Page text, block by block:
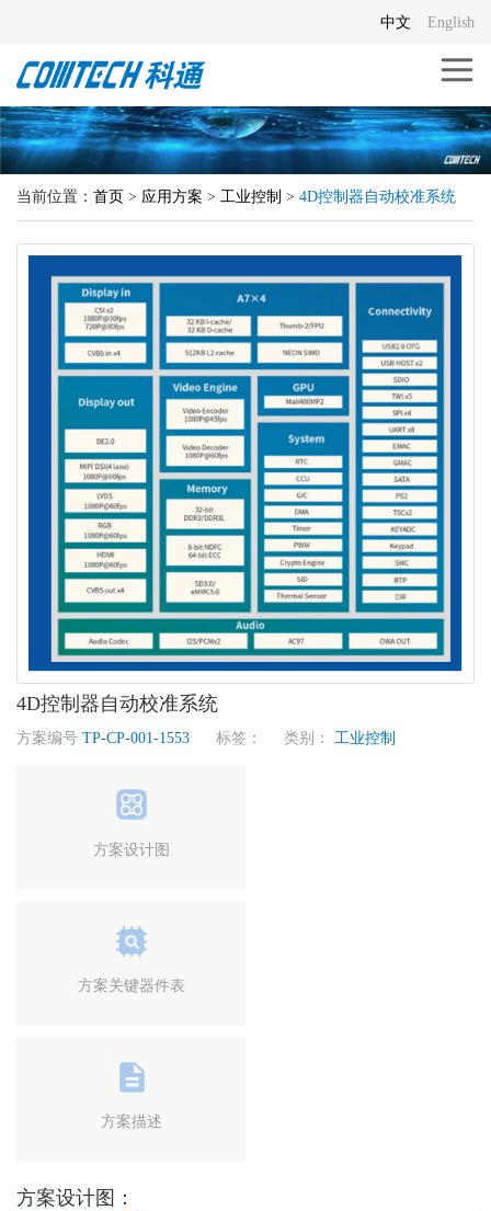
English
中文
当前位置： 首页 > 应用方案 > 工业控制 > 4D控制器自动校准系统
4D控制器自动校准系统
方案编号 TP-CP-001-1553 标签： 类别： 工业控制
方案设计图
方案关键器件表
方案描述
方案设计图：